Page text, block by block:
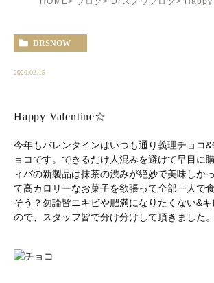
DRSNOW
2020.02.15
Happy Valentine☆
今年もバレンタインはいつも通り義理チョコ
ョコです。できるだけ人混みを避けて早目に
ィバの新製品は抹茶の渋みが絶妙で美味しか
て高カロリーなお菓子を欲張って全部一人で
そう？勿論皆ニキビや肥満になりたくない&
ので、スタッフ皆で分け分けして頂きました。